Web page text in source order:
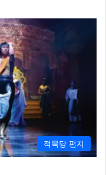
적묵당 편지